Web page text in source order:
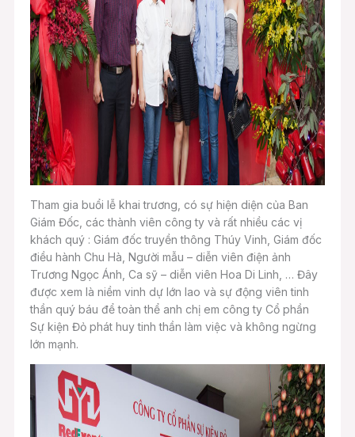
Tham gia buổi lễ khai trương, có sự hiện diện của Ban
Giám Đốc, các thành viên công ty và rất nhiều các vị
khách quý : Giám đốc truyền thông Thúy Vinh, Giám đốc
điều hành Chu Hà, Người mẫu – diễn viên điện ảnh
Trương Ngọc Ánh, Ca sỹ – diễn viên Hoa Di Linh, … Đây
được xem là niềm vinh dự lớn lao và sự động viên tinh
thần quý báu để toàn thể anh chị em công ty Cổ phần
Sự kiện Đỏ phát huy tinh thần làm việc và không ngừng
lớn mạnh.